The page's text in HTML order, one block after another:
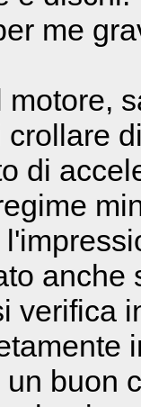
me
di
anche
verifica
buon